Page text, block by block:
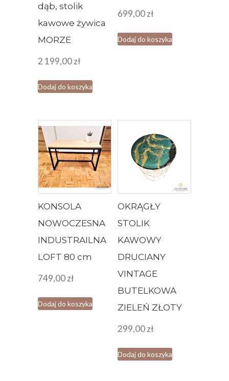
dąb, stolik
kawowe żywica
MORZE
2 199,00zł
Dodaj do koszyka
699,00zł
Dodaj do koszyka
KONSOLA
NOWOCZESNA
INDUSTRAILNA
LOFT 80 cm
749,00zł
Dodaj do koszyka
OKRĄGŁY
STOLIK
KAWOWY
DRUCIANY
VINTAGE
BUTELKOWA
ZIELEŃ ZŁOTY
299,00zł
Dodaj do koszyka